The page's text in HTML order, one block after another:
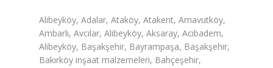
Alibeyköy, Adalar, Ataköy, Atakent, Arnavutköy,
Ambarlı, Avcılar, Alibeyköy, Aksaray, Acıbadem,
Alibeyköy, Başakşehir, Bayrampaşa, Başakşehir,
Bakırköy inşaat malzemeleri, Bahçeşehir,